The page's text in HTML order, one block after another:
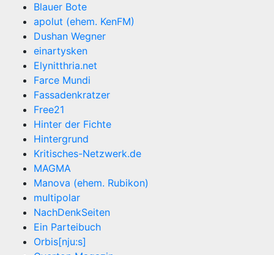
Blauer Bote
apolut (ehem. KenFM)
Dushan Wegner
einartysken
Elynitthria.net
Farce Mundi
Fassadenkratzer
Free21
Hinter der Fichte
Hintergrund
Kritisches-Netzwerk.de
MAGMA
Manova (ehem. Rubikon)
multipolar
NachDenkSeiten
Ein Parteibuch
Orbis[nju:s]